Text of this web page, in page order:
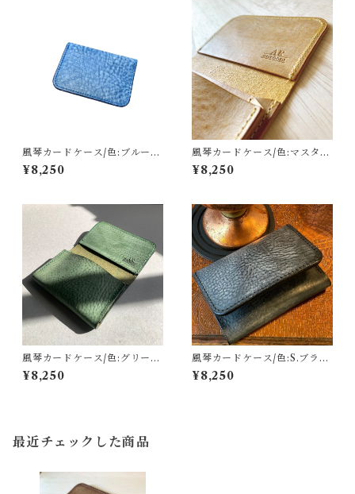
風琴カードケース/色:ブルー/
オイルワックス
¥8,250
風琴カードケース/色:マスター
ド/オイルワックス
¥8,250
風琴カードケース/色:グリー
ン/オイルワックス
¥8,250
風琴カードケース/色:S.ブラッ
ク/オイルワックス
¥8,250
最近チェックした商品